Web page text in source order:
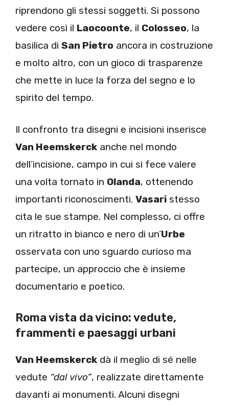
riprendono gli stessi soggetti. Si possono
vedere così il Laocoonte, il Colosseo, la
basilica di San Pietro ancora in costruzione
e molto altro, con un gioco di trasparenze
che mette in luce la forza del segno e lo
spirito del tempo.
Il confronto tra disegni e incisioni inserisce
Van Heemskerck anche nel mondo
dell’incisione, campo in cui si fece valere
una volta tornato in Olanda, ottenendo
importanti riconoscimenti. Vasari stesso
cita le sue stampe. Nel complesso, ci offre
un ritratto in bianco e nero di un’Urbe
osservata con uno sguardo curioso ma
partecipe, un approccio che è insieme
documentario e poetico.
Roma vista da vicino: vedute,
frammenti e paesaggi urbani
Van Heemskerck dà il meglio di sé nelle
vedute “dal vivo”, realizzate direttamente
davanti ai monumenti. Alcuni disegni